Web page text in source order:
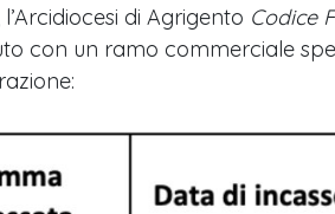
di Agrigento Codice
con un ramo commerciale